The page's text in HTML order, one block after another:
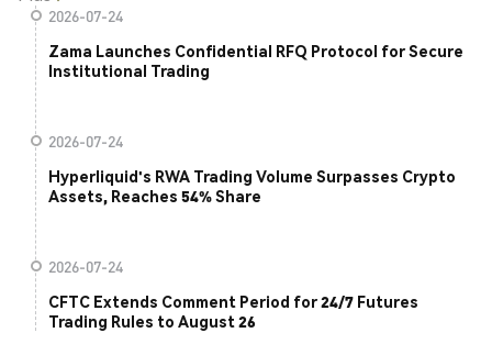
2026-07-24
Zama Launches Confidential RFQ Protocol for Secure
Institutional Trading
2026-07-24
Hyperliquid's RWA Trading Volume Surpasses Crypto
Assets, Reaches 54% Share
2026-07-24
CFTC Extends Comment Period for 24/7 Futures
Trading Rules to August 26